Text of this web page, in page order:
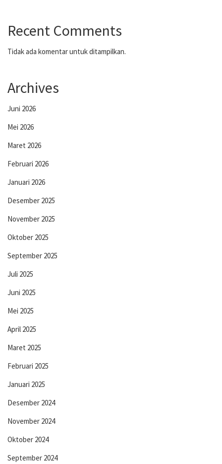
Recent Comments
Tidak ada komentar untuk ditampilkan.
Archives
Juni 2026
Mei 2026
Maret 2026
Februari 2026
Januari 2026
Desember 2025
November 2025
Oktober 2025
September 2025
Juli 2025
Juni 2025
Mei 2025
April 2025
Maret 2025
Februari 2025
Januari 2025
Desember 2024
November 2024
Oktober 2024
September 2024